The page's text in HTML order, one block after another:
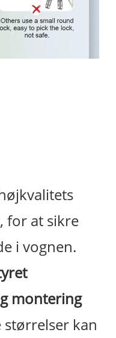
for at sikre
i vognen.
montering
størrelser kan